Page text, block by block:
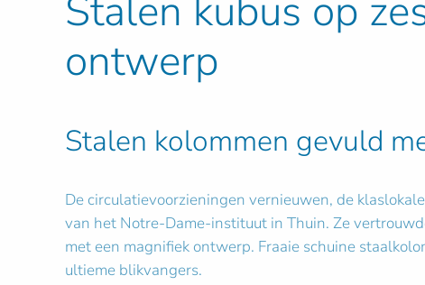
ontwerp
Stalen kolommen gevuld
De circulatievoorzieningen vernieuwen, de
van het Notre-Dame-instituut in Thuin. Ze
met een magnifiek ontwerp. Fraaie schuine
ultieme blikvangers.